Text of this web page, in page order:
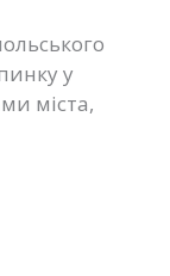
у
міста,